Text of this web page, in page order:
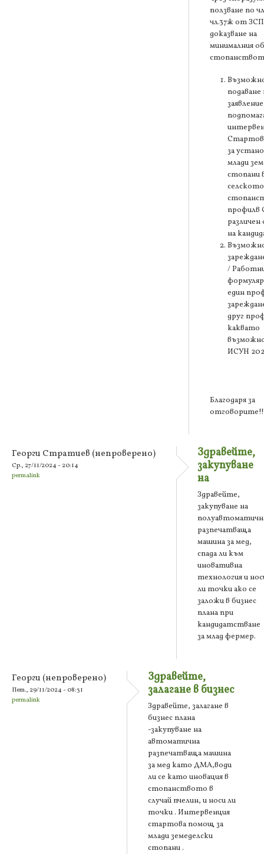
ползване по
чл.37ж от
доказване на
минималния
подаване
за
млади
стопани
селското
профилв
на
/
един
друг
каквато
ИСУН
Благодаря за
Георги Стратиев (непроверено)
Ср., 27/11/2024 - 20:14
permalink
Здравейте,
закупуване
на
Здравейте,
закупуване на
разпечатваща
машина за мед,
спада ли към
иновативна
технология и
ли точки ако се
заложи в бизнес
плана при
кандидатстване
за млад фермер.
Георги (непроверено)
Пет., 29/11/2024 - 08:31
permalink
Здравейте,
залагане в бизнес
Здравейте, залагане в
бизнес плана
-закупуване на
автоматична
разпечатваща машина
за мед като ДМА,води
ли се като иновация в
стопанството в
случай пчелин, и носи ли
точки . Интервенция
стартова помощ за
млади земеделски
стопани .